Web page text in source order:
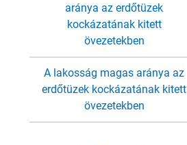
aránya az erdőtüzek
kockázatának kitett
övezetekben
A lakosság magas aránya az
erdőtüzek kockázatának kitett
övezetekben